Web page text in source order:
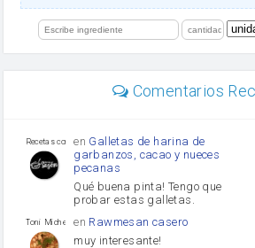
limón
Comentarios
Recetas con sazon
en Galletas de harina de
garbanzos, cacao y nueces
pecanas
Qué buena pinta! Tengo que
probar estas galletas.
Toni Michel Caubet
en Rawmesan casero
muy interesante!